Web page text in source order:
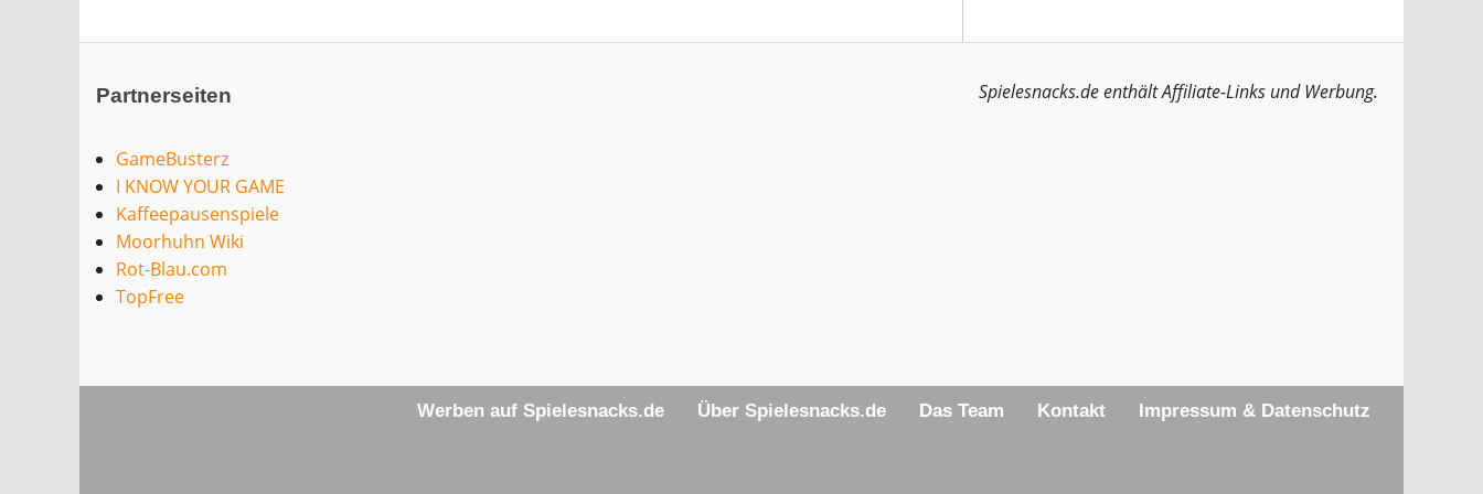
Partnerseiten
GameBusterz
I KNOW YOUR GAME
Kaffeepausenspiele
Moorhuhn Wiki
Rot-Blau.com
TopFree
Spielesnacks.de enthält Affiliate-Links und Werbung.
Werben auf Spielesnacks.de Über Spielesnacks.de Das Team Kontakt Impressum & Datenschutz